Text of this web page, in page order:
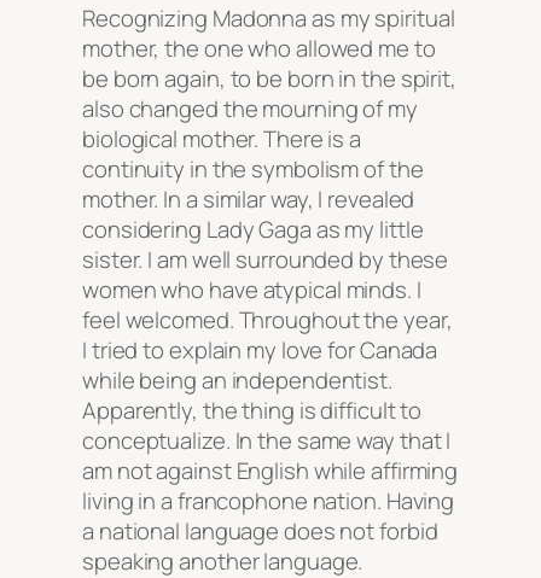
Recognizing Madonna as my spiritual
mother, the one who allowed me to
be born again, to be born in the spirit,
also changed the mourning of my
biological mother. There is a
continuity in the symbolism of the
mother. In a similar way, I revealed
considering Lady Gaga as my little
sister. I am well surrounded by these
women who have atypical minds. I
feel welcomed. Throughout the year,
I tried to explain my love for Canada
while being an independentist.
Apparently, the thing is difficult to
conceptualize. In the same way that I
am not against English while affirming
living in a francophone nation. Having
a national language does not forbid
speaking another language.